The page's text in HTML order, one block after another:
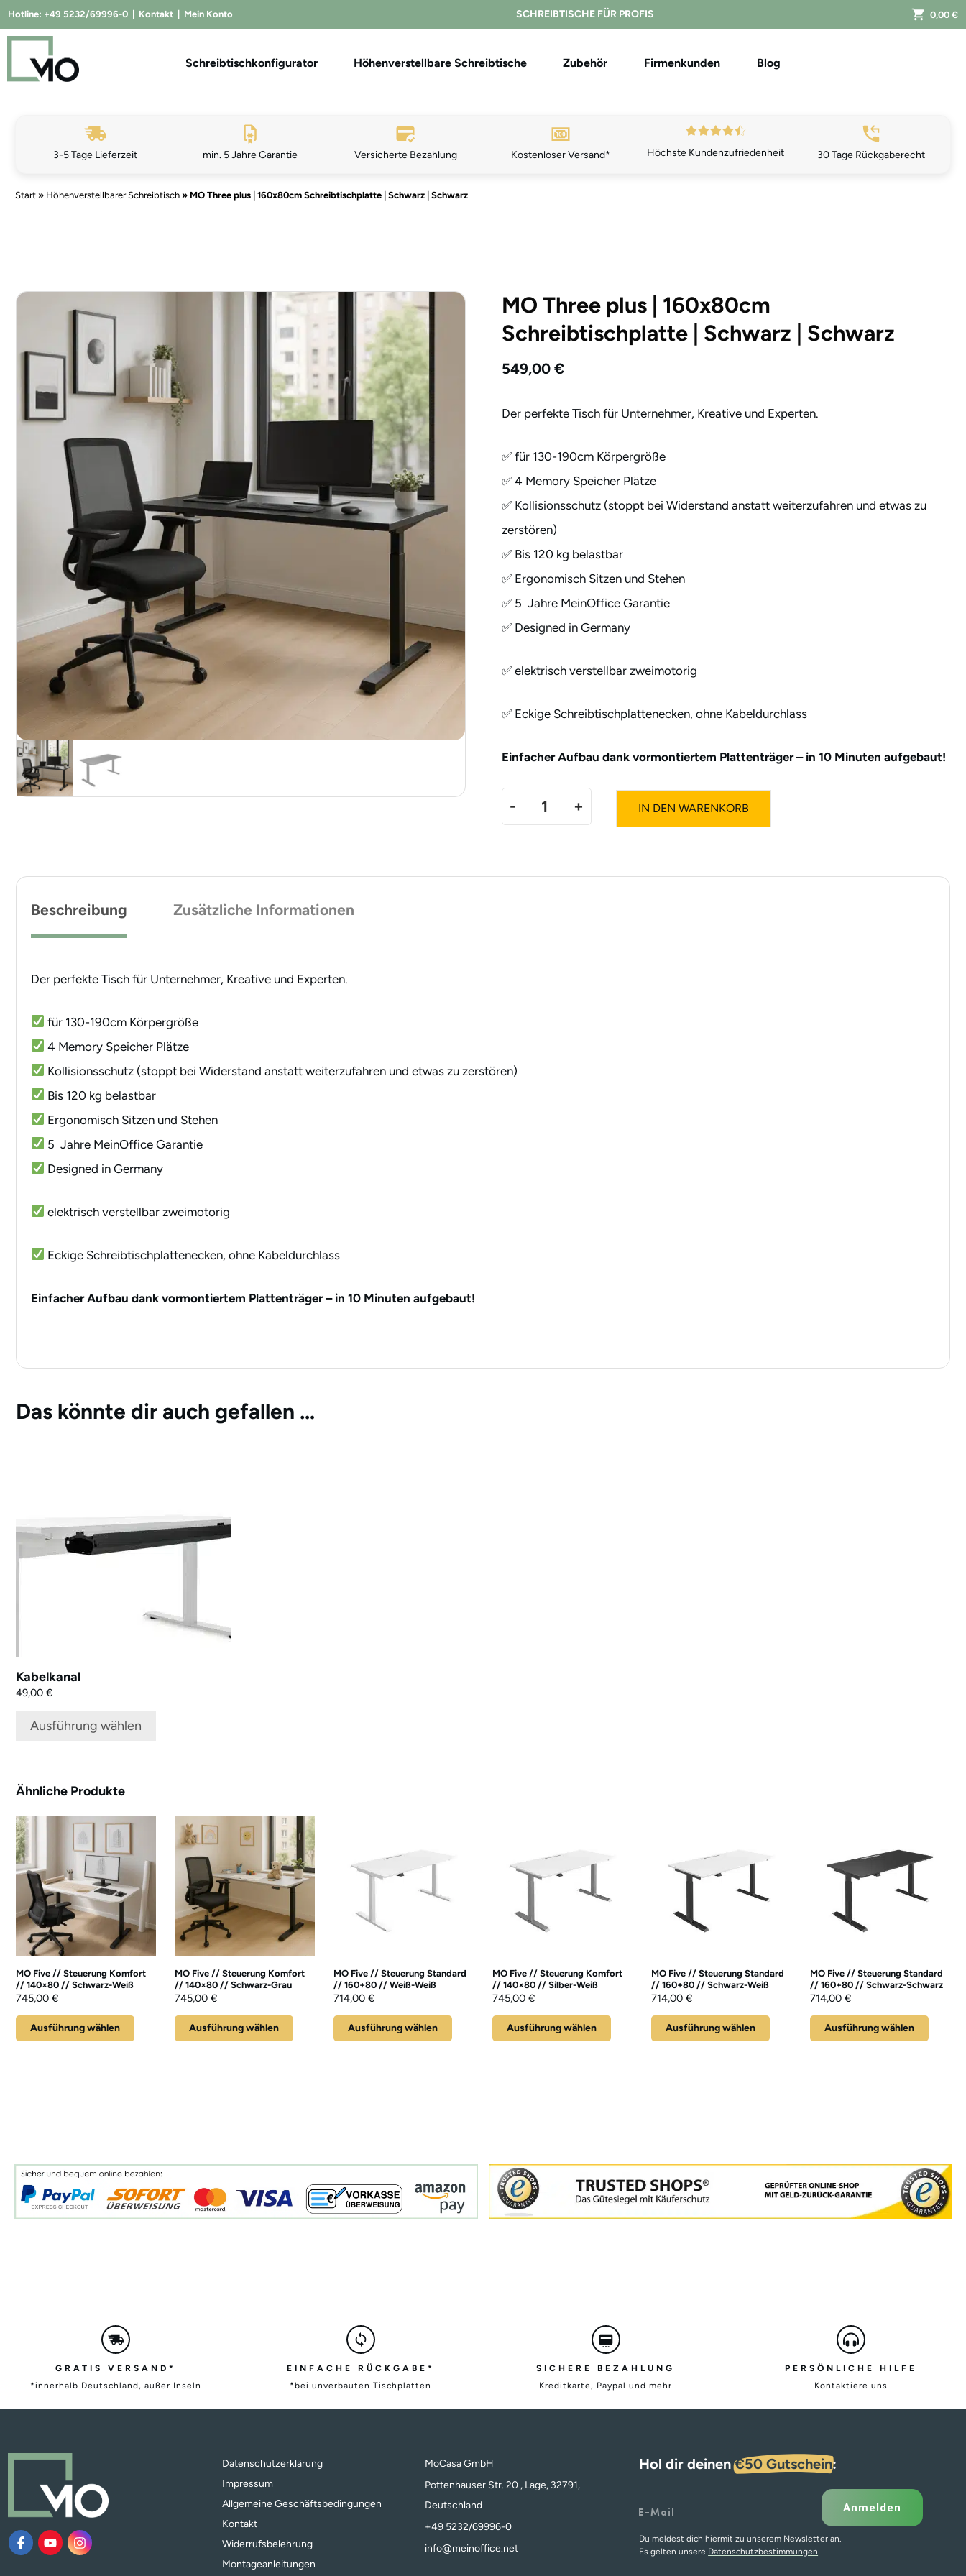
Hotline: +49 5232/69996-0 Kontakt Mein Konto SCHREIBTISCHE FÜR PROFIS 0,00 €
Schreibtischkonfigurator Höhenverstellbare Schreibtische Zubehör Firmenkunden Blog
3-5 Tage Lieferzeit min. 5 Jahre Garantie Versicherte Bezahlung Kostenloser Versand* Höchste Kundenzufriedenheit 30 Tage Rückgaberecht
Start » Höhenverstellbarer Schreibtisch » MO Three plus | 160x80cm Schreibtischplatte | Schwarz | Schwarz
MO Three plus | 160x80cm
Schreibtischplatte | Schwarz | Schwarz
549,00 €
Der perfekte Tisch für Unternehmer, Kreative und Experten.
✅ für 130-190cm Körpergröße
✅ 4 Memory Speicher Plätze
✅ Kollisionsschutz (stoppt bei Widerstand anstatt weiterzufahren und etwas zu
zerstören)
✅ Bis 120 kg belastbar
✅ Ergonomisch Sitzen und Stehen
✅ 5 Jahre MeinOffice Garantie
✅ Designed in Germany
✅ elektrisch verstellbar zweimotorig
✅ Eckige Schreibtischplattenecken, ohne Kabeldurchlass
Einfacher Aufbau dank vormontiertem Plattenträger – in 10 Minuten aufgebaut!
-
MO
Schwarz
+ IN DEN WARENKORB
Beschreibung Zusätzliche Informationen
Der perfekte Tisch für Unternehmer, Kreative und Experten.
für 130-190cm Körpergröße
4 Memory Speicher Plätze
Kollisionsschutz (stoppt bei Widerstand anstatt weiterzufahren und etwas zu zerstören)
Bis 120 kg belastbar
Ergonomisch Sitzen und Stehen
5 Jahre MeinOffice Garantie
Designed in Germany
elektrisch verstellbar zweimotorig
Eckige Schreibtischplattenecken, ohne Kabeldurchlass
Einfacher Aufbau dank vormontiertem Plattenträger – in 10 Minuten aufgebaut!
Das könnte dir auch gefallen …
Kabelkanal
49,00 €
Ausführung wählen
auf.
Optionen
Ähnliche Produkte
MO Five // Steuerung Komfort
// 140×80 // Schwarz-Weiß
745,00 €
Ausführung wählen
MO Five // Steuerung Komfort
// 140×80 // Schwarz-Grau
745,00 €
Ausführung wählen
MO Five // Steuerung Standard
// 160+80 // Weiß-Weiß
714,00 €
Ausführung wählen
MO Five // Steuerung Komfort
// 140×80 // Silber-Weiß
745,00 €
Ausführung wählen
MO Five // Steuerung Standard
// 160+80 // Schwarz-Weiß
714,00 €
Ausführung wählen
MO Five // Steuerung Standard
// 160+80 // Schwarz-Schwarz
714,00 €
Ausführung wählen
GRATIS VERSAND*
*innerhalb Deutschland, außer Inseln
EINFACHE RÜCKGABE*
*bei unverbauten Tischplatten
SICHERE BEZAHLUNG
Kreditkarte, Paypal und mehr
PERSÖNLICHE HILFE
Kontaktiere uns
Datenschutzerklärung
Impressum
Allgemeine Geschäftsbedingungen
Kontakt
Widerrufsbelehrung
Montageanleitungen
MoCasa GmbH
Pottenhauser Str. 20 , Lage, 32791,
Deutschland
+49 5232/69996-0
info@meinoffice.net
Hol dir deinen€50 Gutschein:
Anmelden
Du meldest dich hiermit zu unserem Newsletter an.
Es gelten unsere Datenschutzbestimmungen